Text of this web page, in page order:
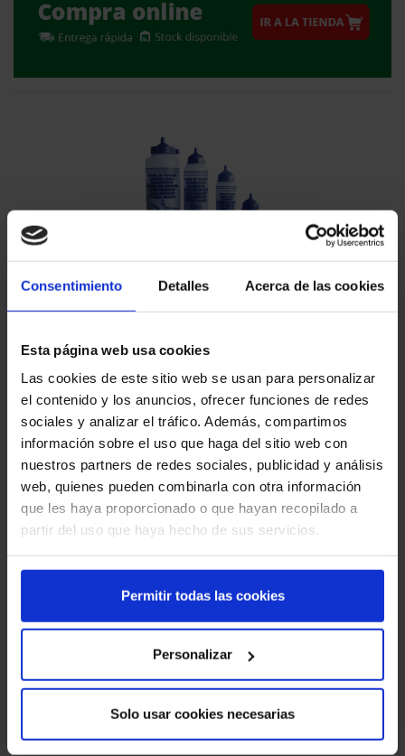
Consentimiento Detalles Acerca de las cookies
Esta página web usa cookies
Las cookies de este sitio web se usan para personalizar
el contenido y los anuncios, ofrecer funciones de redes
sociales y analizar el tráfico. Además, compartimos
información sobre el uso que haga del sitio web con
nuestros partners de redes sociales, publicidad y análisis
web, quienes pueden combinarla con otra información
que les haya proporcionado o que hayan recopilado a
partir del uso que haya hecho de sus servicios.
Permitir todas las cookies
Personalizar
Solo usar cookies necesarias
Accesorio de pre-trazado – Bote de azulete
Accesorio de pre-trazado – Cordel trazador